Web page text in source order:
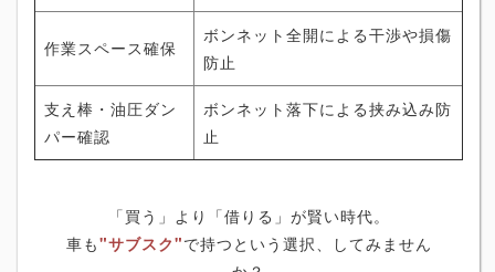
作業スペース確保
ボンネット全開による干渉や損傷
防止
支え棒・油圧ダン
パー確認
ボンネット落下による挟み込み防
止
「買う」より「借りる」が賢い時代。
車も"サブスク"で持つという選択、してみません